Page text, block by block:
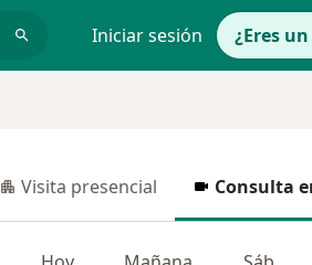
Iniciar sesión ¿Eres
Visita presencial
Visita presencial Consulta
Consulta